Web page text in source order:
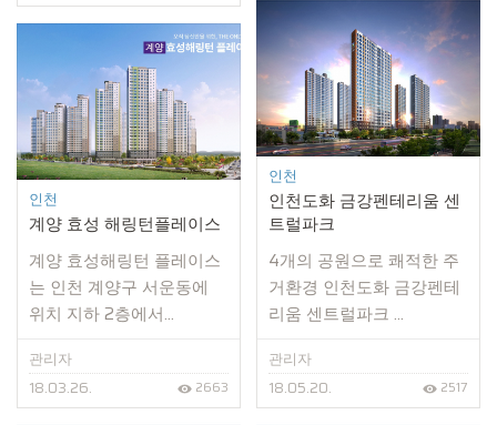
인천
인천도화 금강펜테리움 센
트럴파크
4개의 공원으로 쾌적한 주
거환경 인천도화 금강펜테
리움 센트럴파크 ...
관리자
18.05.20.
2517
인천
계양 효성 해링턴플레이스
계양 효성해링턴 플레이스
는 인천 계양구 서운동에
위치 지하 2층에서...
관리자
18.03.26.
2663